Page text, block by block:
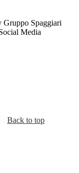
Gruppo Spaggiari
Media
Back to top